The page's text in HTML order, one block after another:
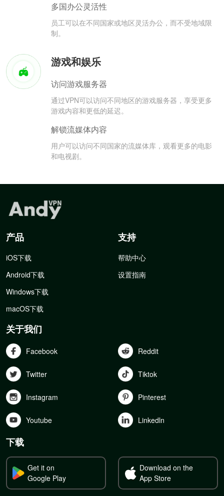
多国办公灵活性
员工可以在不同国家或地区灵活办公，而不受地域限
制。
游戏和娱乐
访问游戏服务器
通过VPN可以访问不同地区的游戏服务器，享受更多
游戏内容和更低的延迟。
解锁流媒体内容
用户可以访问不同国家的流媒体库，观看更多的电影
和电视剧。
产品
iOS下载
Android下载
Windows下载
macOS下载
支持
帮助中心
设置指南
关于我们
Facebook Reddit
Twitter Tiktok
Instagram Pinterest
Youtube Linkedln
下载
Get it on
Google Play
Download on the
App Store